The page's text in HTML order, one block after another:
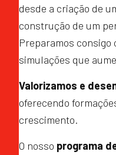
desde a criação de
construção de um
Preparamos
simulações que
Valorizamos e
oferecendo
crescimento.
O nosso programa